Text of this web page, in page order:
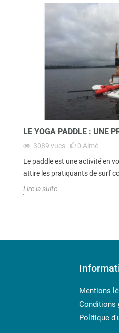
LE YOGA PADDLE : UNE
3089 vues 0 Aimé
Le paddle est une activité en
attire les pratiquants de surf
Lire la suite
Mentions
Conditions
Politique